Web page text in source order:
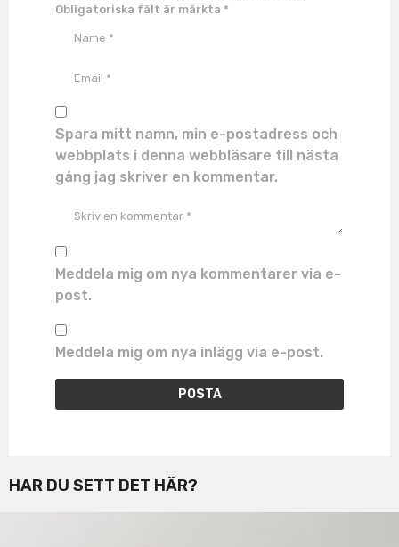
Obligatoriska fält är märkta *
Spara mitt namn, min e-postadress och
webbplats i denna webbläsare till nästa
gång jag skriver en kommentar.
Meddela mig om nya kommentarer via e-
post.
Meddela mig om nya inlägg via e-post.
HAR DU SETT DET HÄR?